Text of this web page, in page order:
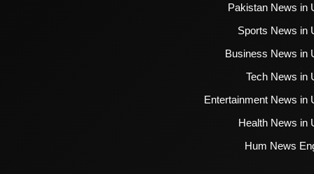
Pakistan News in
Sports News in
Business News in
Tech News in
Entertainment News in
Health News in
Hum News